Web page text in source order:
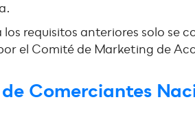
los requisitos anteriores solo
el Comité de Marketing de
Comerciantes